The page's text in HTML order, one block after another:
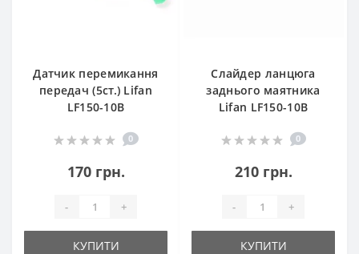
Датчик перемикання
передач (5ст.) Lifan
LF150-10B
0
170 грн.
- +
КУПИТИ
Слайдер ланцюга
заднього маятника
Lifan LF150-10B
0
210 грн.
- +
КУПИТИ